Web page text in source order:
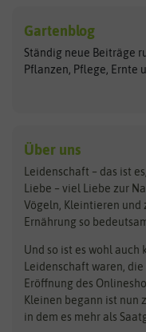
Exotische Samen
Gemüsesamen
Gründünger
Kräutersamen
Obstsamen
Pilzbrut
Rasensamen
Steckzwiebeln
Zimmer & Kübelpflanzen
Kataloge
Schnäppchen
Anzucht &
Arche Noah
ASB Greenworld
Benary
Bingenheimer
Bionana
BIOWOL
Blumicorn
Bûten Birds
Gartenblog
Ständig neue Beiträge
Pflanzen, Pflege, Ernte
Über uns
Leidenschaft – das ist
Liebe – viel Liebe zur
Vögeln, Kleintieren und
Ernährung so
Und so ist es wohl auch
Leidenschaft waren,
Eröffnung des
Kleinen begann ist nun
in dem es mehr als